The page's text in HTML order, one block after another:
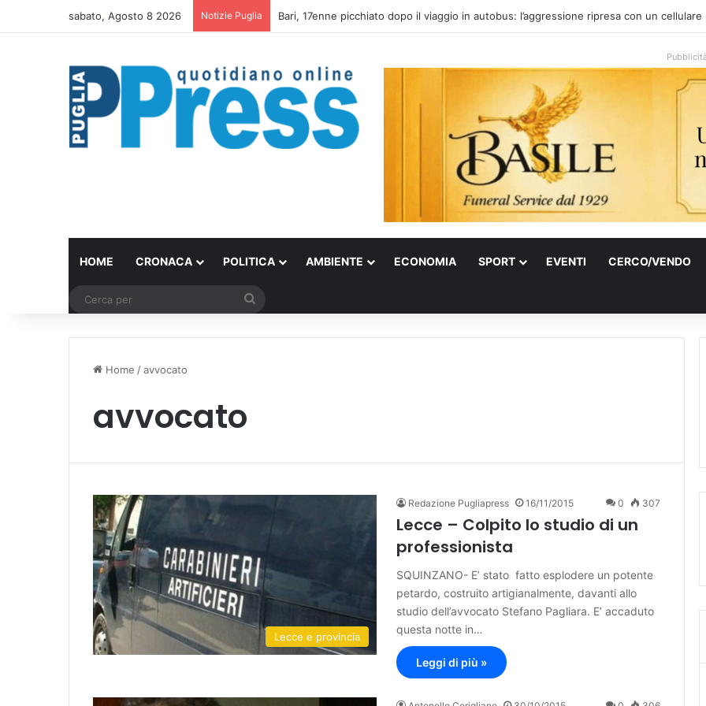
sabato, Agosto 8 2026 Notizie Puglia Un set internazionale arriva sulla costa di Mattinata: scattano i divieti alla Baia dei
HOME CRONACA POLITICA AMBIENTE ECONOMIA SPORT EVENTI CERCO/VENDO
Home /avvocato
avvocato
Lecce e provincia
Redazione Pugliapress 16/11/2015 0 307
Lecce – Colpito lo studio di un
professionista
SQUINZANO- E’ stato fatto esplodere un potente
petardo, costruito artigianalmente, davanti allo
studio dell’avvocato Stefano Pagliara. E’ accaduto
questa notte in…
Leggi di più »